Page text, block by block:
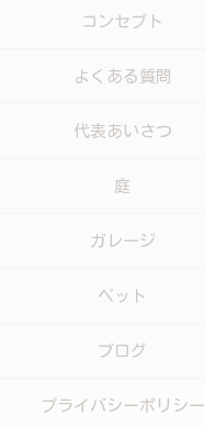
コンセプト
よくある質問
代表あいさつ
庭
ガレージ
ペット
ブログ
プライバシーポリシー